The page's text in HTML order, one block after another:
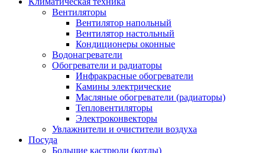
Вентиляторы
Вентилятор напольный
Вентилятор настольный
Кондиционеры оконные
Водонагреватели
Обогреватели и радиаторы
Инфракрасные обогреватели
Камины электрические
Масляные обогреватели (радиаторы)
Тепловентиляторы
Электроконвекторы
Увлажнители и очистители воздуха
Посуда
Большие кастрюли (котлы)